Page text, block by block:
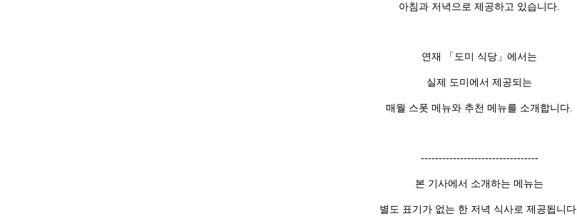
아침과 저녁으로 제공하고 있습니다.
연재 「도미 식당」에서는
실제 도미에서 제공되는
매월 스폿 메뉴와 추천 메뉴를 소개합니다.
---------------------------------
본 기사에서 소개하는 메뉴는
별도 표기가 없는 한 저녁 식사로 제공됩니다.